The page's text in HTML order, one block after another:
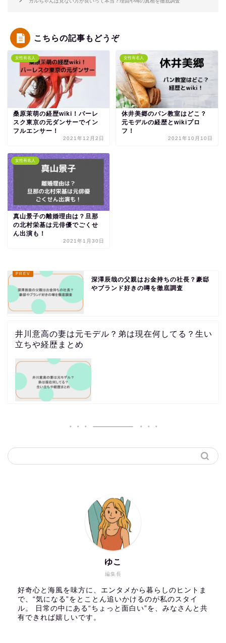
こちらの記事もどうぞ
女性有名人
桑原茉萌の経歴wiki！バーレ
スク東京の元ダンサーでイン
フルエンサー！
2021年12月2日
女性有名人
休井美郷のパン教室はどこ？
元モデルの経歴とwikiプロ
フ！
2021年10月10日
女性有名人
真山景子の離婚理由は？旦那
の北村栄基は元俳優でごくせ
ん出演も！
2021年1月30日
深澤辰哉の父親はお金持ちの社長？豪邸
やブランド好きの噂を徹底調査
井川意高の妻は元モデル？弟は現在何してる？生い
立ちや経歴まとめ
編集長
ゆこ
好奇心と海風を味方に、エンタメから暮らしのヒントま
で、“気になる”をとことん追いかけるのが私のスタイ
ル。 日常の中にある“ちょっと面白い”を、みなさんと共
有できれば嬉しいです。